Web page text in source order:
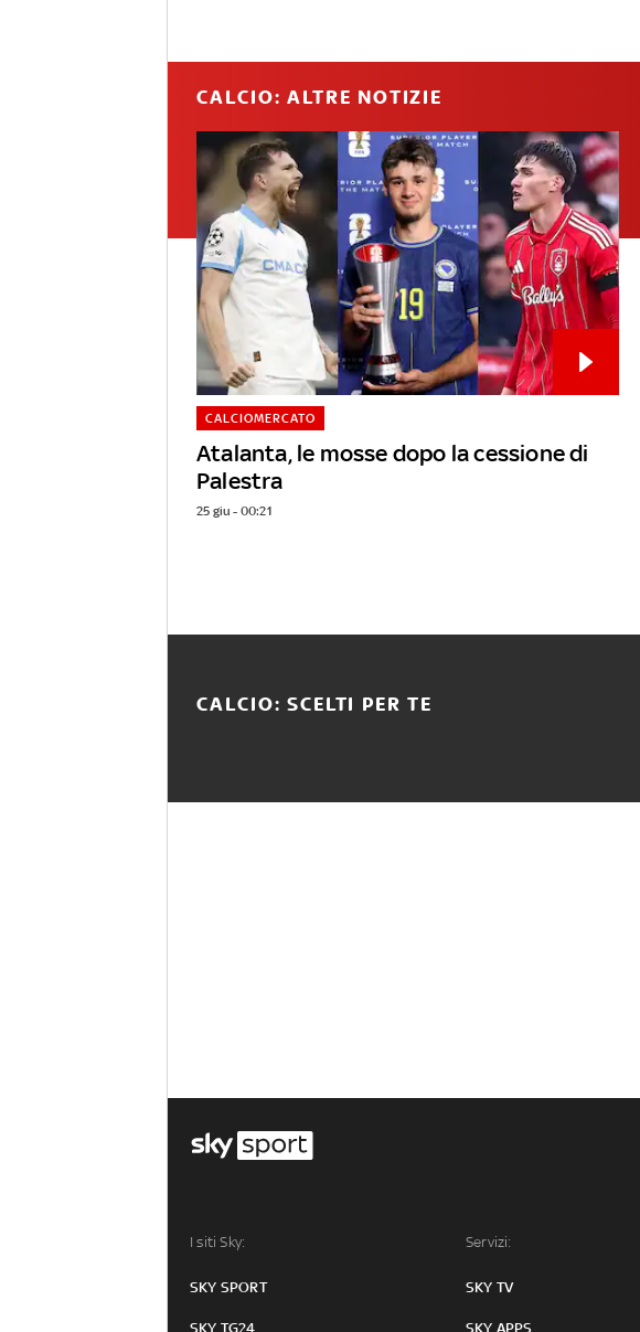
CALCIO: ALTRE NOTIZIE
Atalanta, le mosse dopo la cessione di
Palestra
CALCIOMERCATO
25 giu - 00:21
CALCIO: SCELTI PER TE
I siti Sky:
SKY SPORT
SKY TG24
Servizi:
SKY TV
SKY APPS